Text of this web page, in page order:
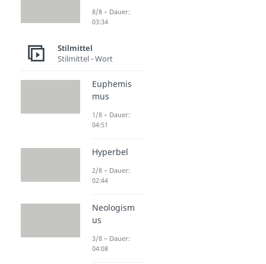
8/8 – Dauer:
03:34
Stilmittel
Stilmittel - Wort
Euphemis
mus
1/8 – Dauer:
04:51
Hyperbel
2/8 – Dauer:
02:44
Neologism
us
3/8 – Dauer:
04:08